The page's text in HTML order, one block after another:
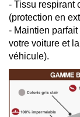
- Tissu respirant
(protection en
- Maintien
votre voiture et
véhicule).